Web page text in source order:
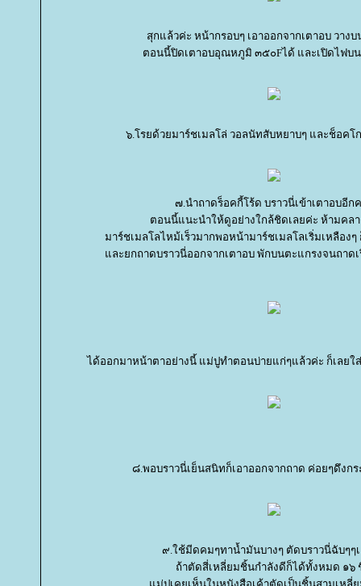
สุกแล้วค่ะ หน้ากรอบๆ เอาออกจากเตาอบ วาง
ตอนนี้ปิดเตาอบอุณหภูมิ ๓๕๐Fได้ และเปิดไฟบ
๖.โรยด้วยมาร์ชเมลโล่ วอลนัทสับหยาบๆ และช็อค
๗.นำถาดร็อคกี้โร้ด บราวนี่เข้าเตาอบอีก
ตอนนี้แนะนำให้ดูอย่างใกล้ชิดเลยค่ะ ห้ามคล
มาร์ชเมลโลไหม้เร็วมากพอหน้ามาร์ชเมลโลเริ่มเหลือง
ละยกถาดบราวนี่ออกจากเตาอบ พักบนตะแกรงจนถาด
ได้ออกมาหน้าตาอย่างนี้ แม่ปูทำตอนบ่ายแก่ๆแล้วค่ะ ก็เลยใ
๘.พอบราวนี่เย็นสนิทก็เอาออกจากถาด ค่อยๆดึงก
๙.ใช้มีดคมๆทาน้ำมันบางๆ ตัดบราวนี่ฉับๆๆ
ถ้าตัดสี่เหลี่ยมชิ้นกำลังดีก็ได้ทั้งหมด ๑๖